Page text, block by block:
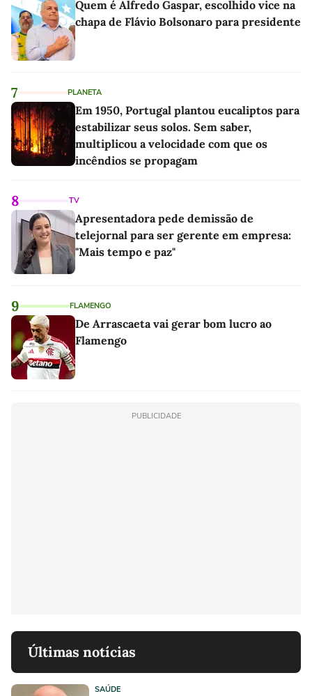
Quem é Alfredo Gaspar, escolhido vice na
chapa de Flávio Bolsonaro para presidente
7 PLANETA
Em 1950, Portugal plantou eucaliptos para
estabilizar seus solos. Sem saber,
multiplicou a velocidade com que os
incêndios se propagam
8 TV
Apresentadora pede demissão de
telejornal para ser gerente em empresa:
"Mais tempo e paz"
9 FLAMENGO
De Arrascaeta vai gerar bom lucro ao
Flamengo
PUBLICIDADE
Últimas notícias
SAÚDE